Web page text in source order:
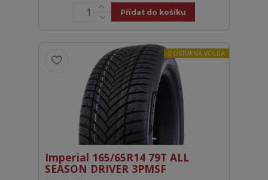
Přidat do košíku
DOSTUPNÁ VOLBA
Imperial 165/65R14 79T ALL
SEASON DRIVER 3PMSF